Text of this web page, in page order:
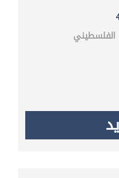
الفلسطيني